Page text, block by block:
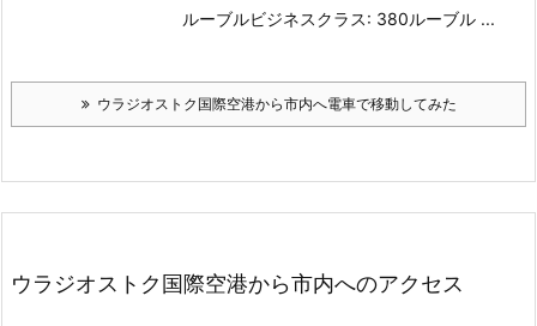
ルーブルビジネスクラス: 380ルーブル ...
ウラジオストク国際空港から市内へ電車で移動してみた
ウラジオストク国際空港から市内へのアクセス